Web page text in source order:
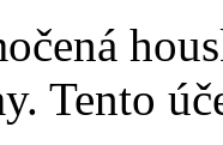
Tento